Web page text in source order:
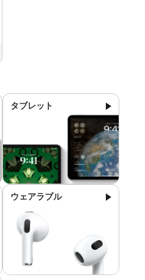
タブレット
ウェアラブル